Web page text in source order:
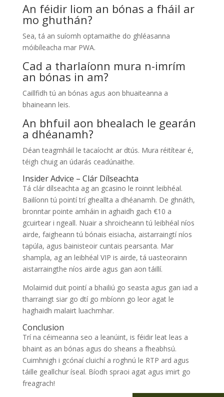
An féidir liom an bónas a fháil ar
mo ghuthán?
Sea, tá an suíomh optamaithe do ghléasanna
móibíleacha mar PWA.
Cad a tharlaíonn mura n-imrím
an bónas in am?
Caillfidh tú an bónas agus aon bhuaiteanna a
bhaineann leis.
An bhfuil aon bhealach le gearán
a dhéanamh?
Déan teagmháil le tacaíocht ar dtús. Mura réitítear é,
téigh chuig an údarás ceadúnaithe.
Insider Advice – Clár Dílseachta
Tá clár dílseachta ag an gcasino le roinnt leibhéal.
Bailíonn tú pointí trí gheallta a dhéanamh. De ghnáth,
bronntar pointe amháin in aghaidh gach €10 a
gcuirtear i ngeall. Nuair a shroicheann tú leibhéal níos
airde, faigheann tú bónais eisiacha, aistarraingtí níos
tapúla, agus bainisteoir cuntais pearsanta. Mar
shampla, ag an leibhéal VIP is airde, tá uasteorainn
aistarraingthe níos airde agus gan aon táillí.
Molaimid duit pointí a bhailiú go seasta agus gan iad a
tharraingt siar go dtí go mbíonn go leor agat le
haghaidh malairt luachmhar.
Conclusion
Trí na céimeanna seo a leanúint, is féidir leat leas a
bhaint as an bónas agus do sheans a fheabhsú.
Cuimhnigh i gcónaí cluichí a roghnú le RTP ard agus
táille geallchur íseal. Bíodh spraoi agat agus imirt go
freagrach!